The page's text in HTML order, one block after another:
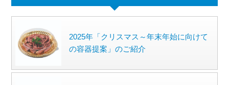
2025年「クリスマス～年末年始に向けて
の容器提案」のご紹介